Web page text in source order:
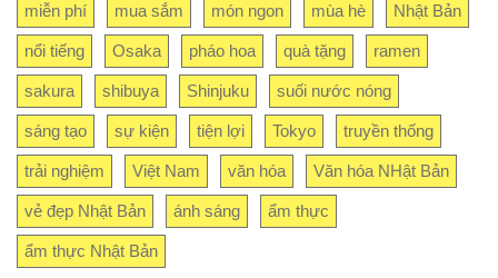
miễn phí mua sắm món ngon mùa hè Nhật Bản
nổi tiếng Osaka pháo hoa quà tặng ramen
sakura shibuya Shinjuku suối nước nóng
sáng tạo sự kiện tiện lợi Tokyo truyền thống
trải nghiệm Việt Nam văn hóa Văn hóa NHật Bản
vẻ đẹp Nhật Bản ánh sáng ẩm thực
ẩm thực Nhật Bản